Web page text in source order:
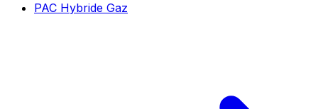
PAC Hybride Gaz